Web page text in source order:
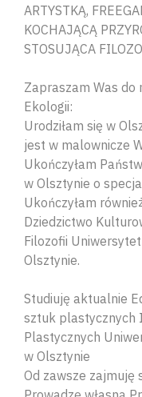
ARTYSTKĄ,
KOCHAJĄCĄ
STOSUJĄCA
Zapraszam Was
Ekologii:
Urodziłam się w
jest w malownicze
Ukończyłam
w Olsztynie o
Ukończyłam
Dziedzictwo
Filozofii
Olsztynie.
Studiuję aktualnie
sztuk plastycznych
Plastycznych
w Olsztynie
Od zawsze zajmuję